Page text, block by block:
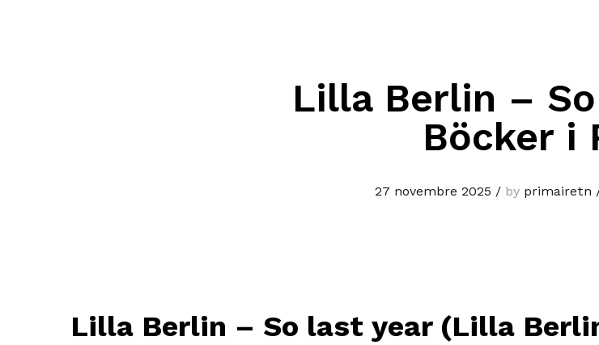
Lilla Berlin –
Böcker i
27 novembre 2025 / by primairetn
Lilla Berlin – So last year (Lilla